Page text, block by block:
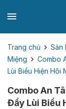
Trang chủ Sản
Miệng
Combo
Lùi Biểu Hiện Hôi
Combo An
Đẩy Lùi Biểu